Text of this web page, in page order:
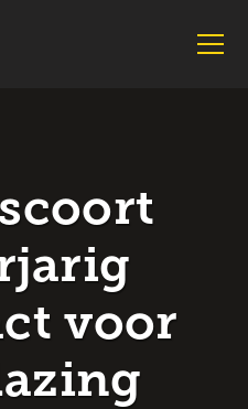
voor